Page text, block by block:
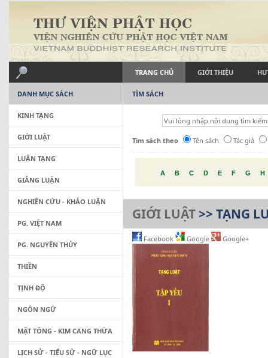
TRANG CHỦ GIỚI THIỆU
TÌM SÁCH
Tìm sách theo Tên sách Tác giả
A B C D E F G H
GIỚI LUẬT >> TẠNG
Facebook Google Google+
DANH MỤC SÁCH
KINH TẠNG
GIỚI LUẬT
LUẬN TẠNG
GIẢNG LUẬN
NGHIÊN CỨU - KHẢO LUẬN
PG. VIỆT NAM
PG. NGUYÊN THỦY
THIỀN
TỊNH ĐỘ
NGÔN NGỮ
MẬT TÔNG - KIM CANG THỪA
LỊCH SỬ - TIỂU SỬ - NGỮ LỤC